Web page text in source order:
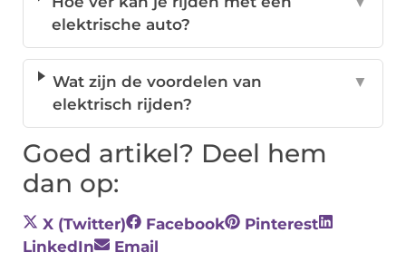
elektrische auto?
Wat zijn de voordelen van
elektrisch rijden?
▼
Goed artikel? Deel hem
dan op:
X (Twitter) Facebook
Pinterest
LinkedIn
Email